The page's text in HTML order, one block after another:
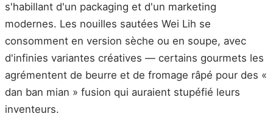
s'habillant d'un packaging et d'un marketing
modernes. Les nouilles sautées Wei Lih se
consomment en version sèche ou en soupe, avec
d'infinies variantes créatives — certains gourmets les
agrémentent de beurre et de fromage râpé pour des «
dan ban mian » fusion qui auraient stupéfié leurs
inventeurs.